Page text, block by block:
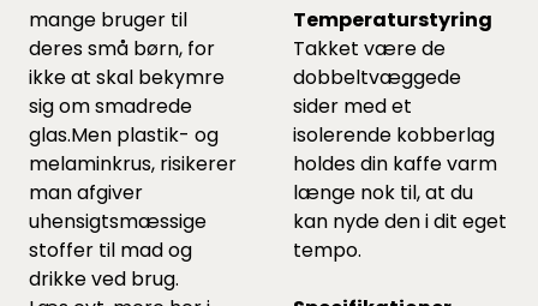
mange bruger til
deres små børn, for
ikke at skal bekymre
sig om smadrede
glas.Men plastik- og
melaminkrus, risikerer
man afgiver
uhensigtsmæssige
stoffer til mad og
drikke ved brug.
Temperaturstyring
Takket være de
dobbeltvæggede
sider med et
isolerende kobberlag
holdes din kaffe varm
længe nok til, at du
kan nyde den i dit eget
tempo.